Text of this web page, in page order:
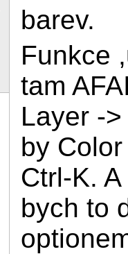
barev.
Funkce
tam
Layer -
by
Ctrl-K.
bych to